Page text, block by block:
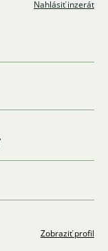
Nahlásiť inzerát
Zobraziť profil